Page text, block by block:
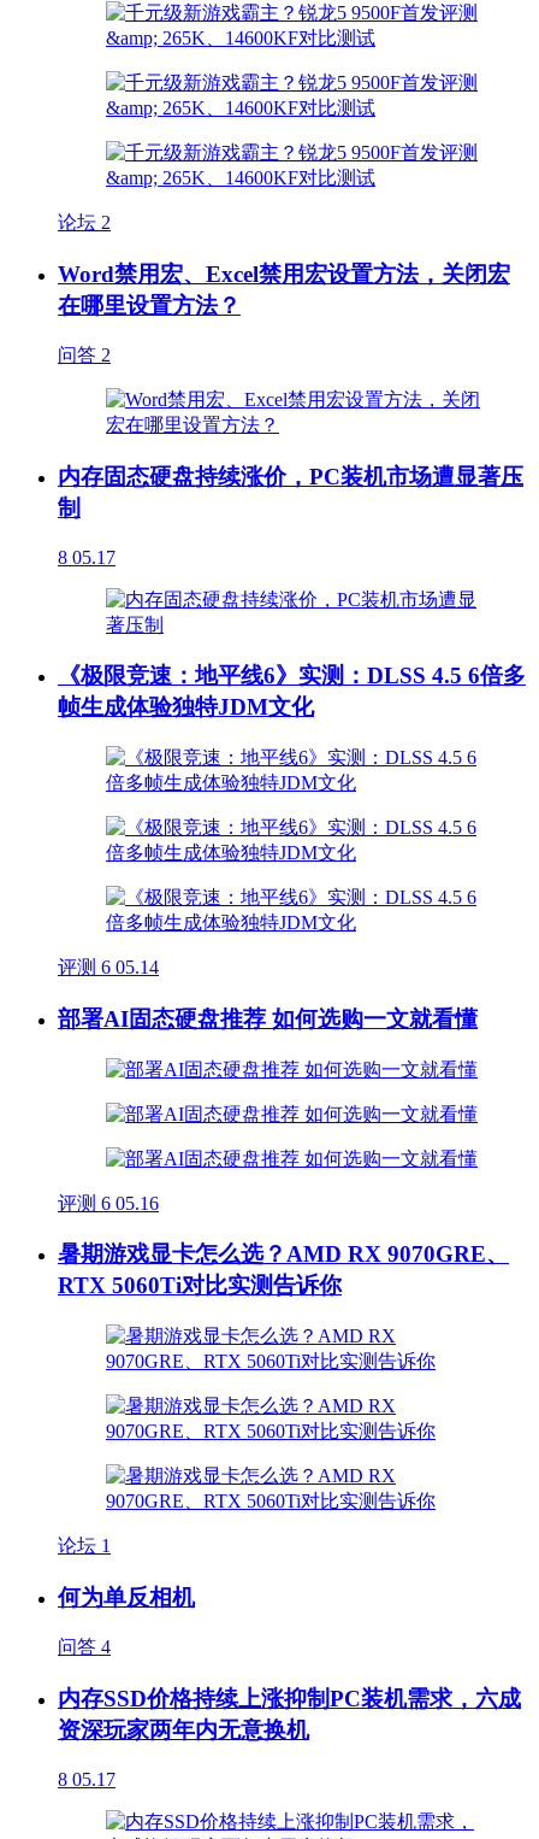
论坛 2
Word禁用宏、Excel禁用宏设置方法，关闭宏
在哪里设置方法？
问答 2
内存固态硬盘持续涨价，PC装机市场遭显著压
制
8 05.17
《极限竞速：地平线6》实测：DLSS 4.5 6倍多
帧生成体验独特JDM文化
评测 6 05.14
部署AI固态硬盘推荐 如何选购一文就看懂
评测 6 05.16
暑期游戏显卡怎么选？AMD RX 9070GRE、
RTX 5060Ti对比实测告诉你
论坛 1
何为单反相机
问答 4
内存SSD价格持续上涨抑制PC装机需求，六成
资深玩家两年内无意换机
8 05.17